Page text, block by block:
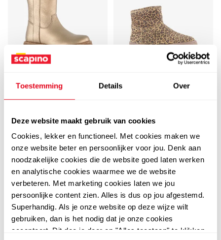
Toestemming Details Over
Deze website maakt gebruik van cookies
Cookies, lekker en functioneel. Met cookies maken we
onze website beter en persoonlijker voor jou. Denk aan
noodzakelijke cookies die de website goed laten werken
en analytische cookies waarmee we de website
verbeteren. Met marketing cookies laten we jou
persoonlijke content zien. Alles is dus op jou afgestemd.
Superhandig. Als je onze website op deze wijze wilt
gebruiken, dan is het nodig dat je onze cookies
accepteert. Dit doe je door op "Alles toestaan" te klikken.
4,5
enkellaarzen goud
4999
Groot
bruin3999
Nieuw